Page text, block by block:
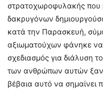
στρατοχωροφυλακής που
δακρυγόνων
κατά την Παρασκευή,
αξιωματούχων φάνηκε να
σχεδιασμός για διάλυση
των ανθρώπων αυτών
βέβαια αυτό να σημαίνει